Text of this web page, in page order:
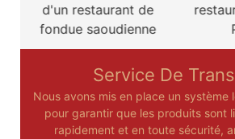
d'un restaurant de
fondue saoudienne
Service De
Nous avons mis en place un
pour garantir que les produits sont
rapidement et en toute sécurité,